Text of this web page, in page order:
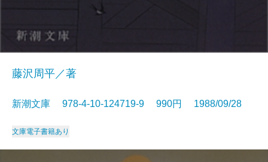
藤沢周平／著
新潮文庫 978-4-10-124719-9 990円 1988/09/28
文庫電子書籍あり